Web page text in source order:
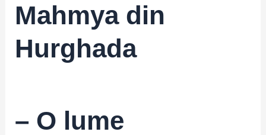
Mahmya din
Hurghada
– O lume